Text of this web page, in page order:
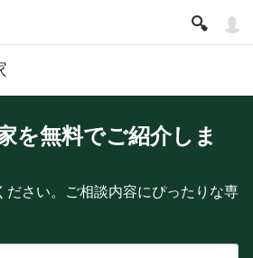
を無料でご紹介しま
ださい。ご相談内容にぴったりな専